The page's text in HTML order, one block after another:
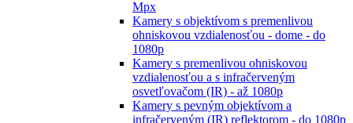
Mpx
Kamery s objektívom s premenlivou
ohniskovou vzdialenosťou - dome - do
1080p
Kamery s premenlivou ohniskovou
vzdialenosťou a s infračerveným
osvetľovačom (IR) - až 1080p
Kamery s pevným objektívom a
infračerveným (IR) reflektorom - do 1080p